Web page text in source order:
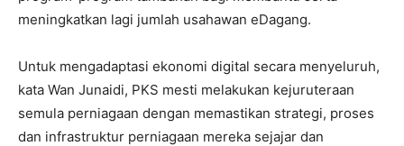
meningkatkan lagi jumlah usahawan eDagang.
Untuk mengadaptasi ekonomi digital secara menyeluruh,
kata Wan Junaidi, PKS mesti melakukan kejuruteraan
semula perniagaan dengan memastikan strategi, proses
dan infrastruktur perniagaan mereka sejajar dan